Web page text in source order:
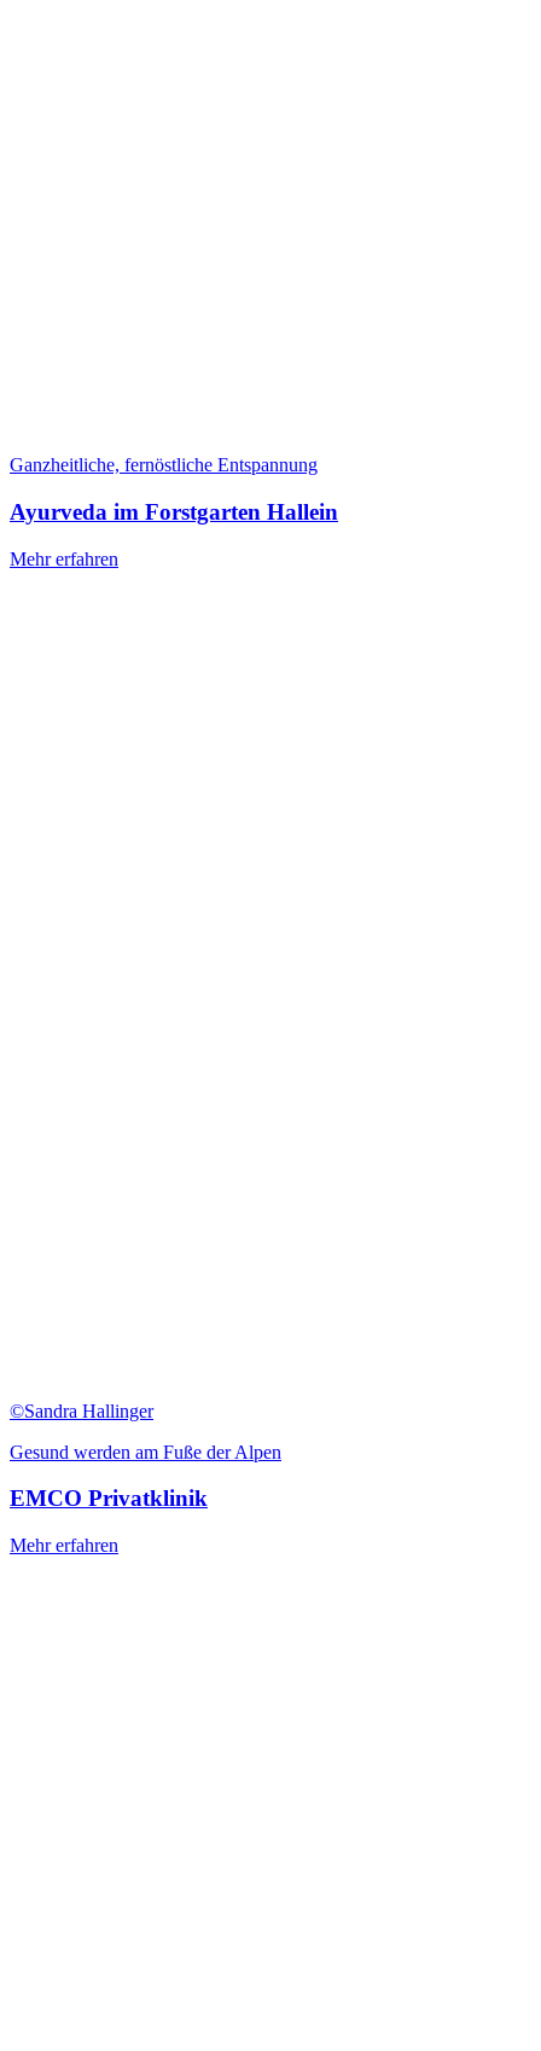
Ganzheitliche, fernöstliche Entspannung
Ayurveda im Forstgarten Hallein
Mehr erfahren
©Sandra Hallinger
Gesund werden am Fuße der Alpen
EMCO Privatklinik
Mehr erfahren